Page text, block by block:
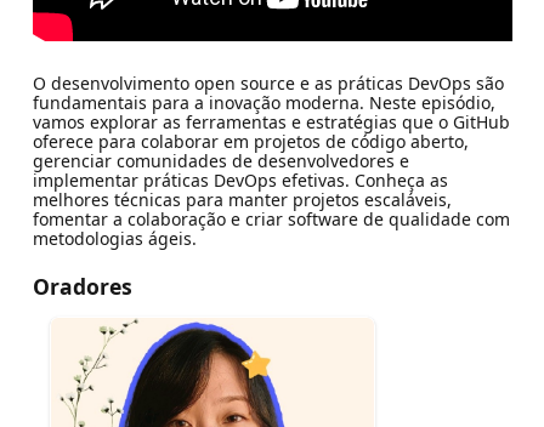
O desenvolvimento open source e as práticas DevOps são
fundamentais para a inovação moderna. Neste episódio,
vamos explorar as ferramentas e estratégias que o GitHub
oferece para colaborar em projetos de código aberto,
gerenciar comunidades de desenvolvedores e
implementar práticas DevOps efetivas. Conheça as
melhores técnicas para manter projetos escaláveis,
fomentar a colaboração e criar software de qualidade com
metodologias ágeis.
Oradores